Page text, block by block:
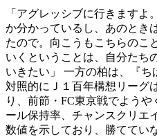
「アグレッシブに行きますよ
か分かっているし、あのとき
たので。向こうもこちらのこ
いくということは、自分たち
いきたい」 一方の柏は、『
対照的にＪ１百年構想リーグ
り、前節・FC東京戦でよう
ール保持率、チャンスクリエ
数値を示しており、勝ててい